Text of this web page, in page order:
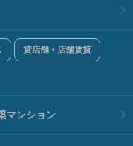
貸店舗・店舗賃貸
マンション